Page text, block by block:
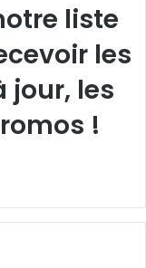
liste
les
jour, les
!